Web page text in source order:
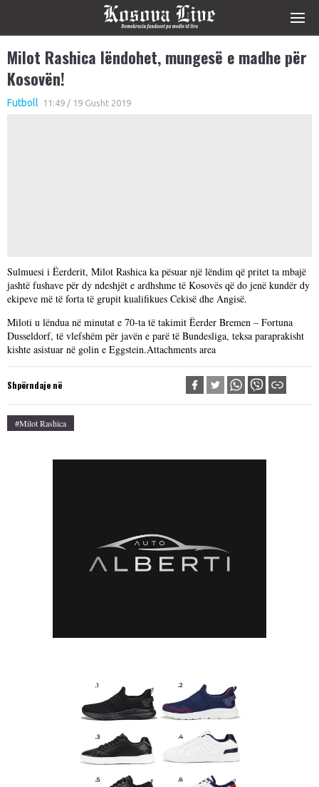
Milot Rashica lëndohet, mungesë e madhe për
Kosovën!
Futboll 11:49 / 19 Gusht 2019
Sulmuesi i Ëerderit, Milot Rashica ka pësuar një lëndim që pritet ta mbajë
jashtë fushave për dy ndeshjët e ardhshme të Kosovës që do jenë kundër dy
ekipeve më të forta të grupit kualifikues Cekisë dhe Angisë.
Miloti u lëndua në minutat e 70-ta të takimit Ëerder Bremen – Fortuna
Dusseldorf, të vlefshëm për javën e parë të Bundesliga, teksa paraprakisht
kishte asistuar në golin e Eggstein.Attachments area
Shpërndaje në
#Milot Rashica